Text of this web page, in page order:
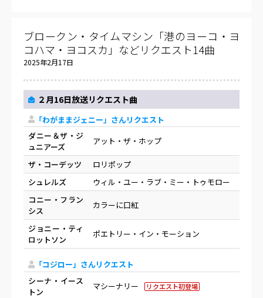
ブロークン・タイムマシン「港のヨーコ・ヨ
コハマ・ヨコスカ」などリクエスト14曲
2025年2月17日
２月16日放送リクエスト曲
「わがままジェニー」さんリクエスト
ダニー＆ザ・ジ
ュニアーズ
アット・ザ・ホップ
ザ・コーデッツ
ロリポップ
シュレルズ
ウィル・ユー・ラブ・ミー・トゥモロー
コニー・フラン
シス
カラーに口紅
ジョニー・ティ
ロットソン
ポエトリー・イン・モーション
「コジロー」さんリクエスト
シーナ・イース
トン
マシーナリー リクエスト初登場